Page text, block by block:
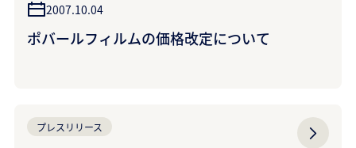
2007.10.04
ポバールフィルムの価格改定について
プレスリリース